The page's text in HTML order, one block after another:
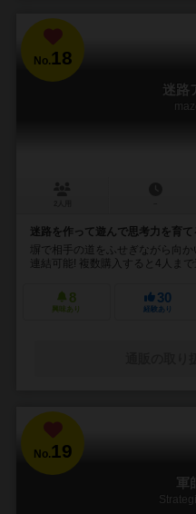
No.18
迷路
迷路を作って遊んで思考力を育て
塀で相手の道をふせぎながら向
連結可能! 複数購入すると4人まで
8
興味あり
30
経験あり
No.19
軍